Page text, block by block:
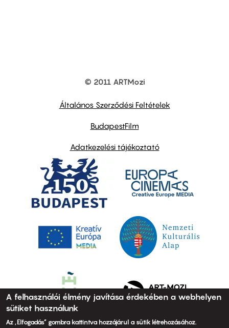
© 2011 ARTMozi
Általános Szerződési Feltételek
BudapestFilm
Adatkezelési tájékoztató
A felhasználói élmény javítása érdekében a webhelyen
sütiket használunk
Az „Elfogadás” gombra kattintva hozzájárul a sütik létrehozásához.